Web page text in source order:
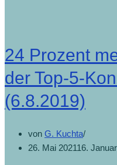
24 Prozent
der Top-5-
(6.8.2019)
von G. Kuchta
26. Mai 202116.